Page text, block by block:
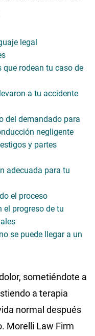
legal
que rodean tu caso de
a tu accidente
del demandado para
negligente
y partes
adecuada para tu
el proceso
el progreso de tu
se puede llegar a un
sometiéndote a
a terapia
normal después
Morelli Law Firm